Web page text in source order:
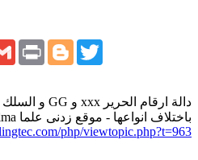
PrintBloggerTwitter
باختلاف انواعها - موقع زدنى علما zdny3lma
php/viewtopic.php?t=963